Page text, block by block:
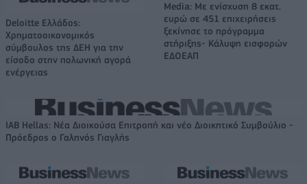
Deloitte Ελλάδος:
Χρηματοοικονομικός
σύμβουλος της ΔΕΗ για την
είσοδο στην πολωνική αγορά
ενέργειας
Media: Με ενίσχυση 8 εκατ.
ευρώ σε 451 επιχειρήσεις
ξεκίνησε το πρόγραμμα
στήριξης- Κάλυψη εισφορών
ΕΔΟΕΑΠ
IAB Hellas: Νέα Διοικούσα Επιτροπή και νέο Διοικητικό Συμβούλιο -
Πρόεδρος ο Γαληνός Γιαγλής